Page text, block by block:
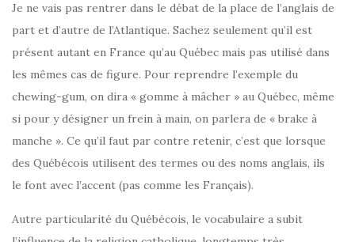
Je ne vais pas rentrer dans le débat de la place de l’anglais de
part et d’autre de l’Atlantique. Sachez seulement qu’il est
présent autant en France qu’au Québec mais pas utilisé dans
les mêmes cas de figure. Pour reprendre l’exemple du
chewing-gum, on dira « gomme à mâcher » au Québec, même
si pour y désigner un frein à main, on parlera de « brake à
manche ». Ce qu’il faut par contre retenir, c’est que lorsque
des Québécois utilisent des termes ou des noms anglais, ils
le font avec l’accent (pas comme les Français).
Autre particularité du Québécois, le vocabulaire a subit